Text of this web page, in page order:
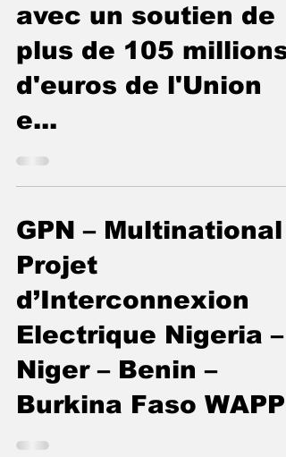
avec un soutien de
plus de 105 millions
d'euros de l'Union
e...
GPN – Multinational -
Projet
d’Interconnexion
Electrique Nigeria –
Niger – Benin –
Burkina Faso WAPP